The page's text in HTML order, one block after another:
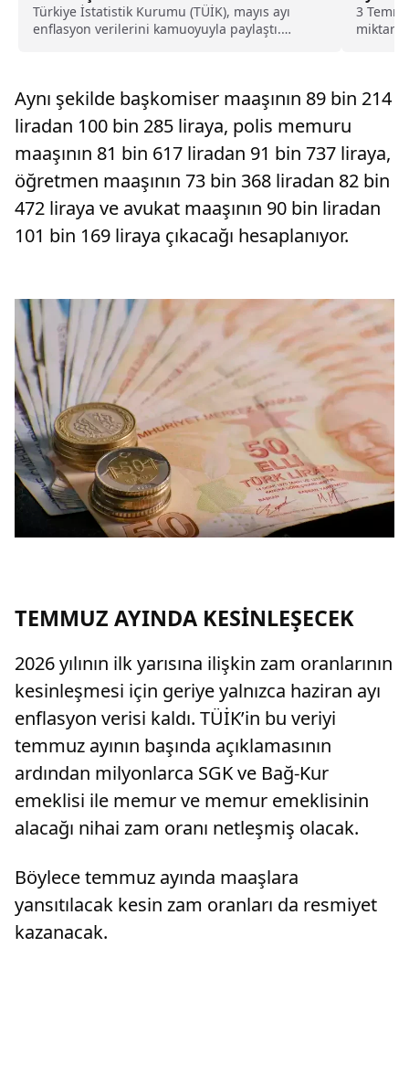
Türkiye İstatistik Kurumu (TÜİK), mayıs ayı
enflasyon verilerini kamuoyuyla paylaştı.
3
miktarı
Aynı şekilde başkomiser maaşının 89 bin 214
liradan 100 bin 285 liraya, polis memuru
maaşının 81 bin 617 liradan 91 bin 737 liraya,
öğretmen maaşının 73 bin 368 liradan 82 bin
472 liraya ve avukat maaşının 90 bin liradan
101 bin 169 liraya çıkacağı hesaplanıyor.
TEMMUZ AYINDA KESİNLEŞECEK
2026 yılının ilk yarısına ilişkin zam oranlarının
kesinleşmesi için geriye yalnızca haziran ayı
enflasyon verisi kaldı. TÜİK’in bu veriyi
temmuz ayının başında açıklamasının
ardından milyonlarca SGK ve Bağ-Kur
emeklisi ile memur ve memur emeklisinin
alacağı nihai zam oranı netleşmiş olacak.
Böylece temmuz ayında maaşlara
yansıtılacak kesin zam oranları da resmiyet
kazanacak.